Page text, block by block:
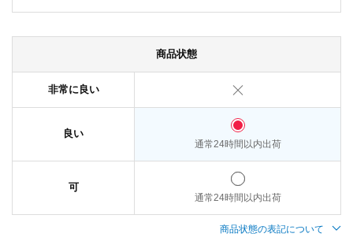
商品状態
非常に良い
良い
通常24時間以内出荷
可
通常24時間以内出荷
商品状態の表記について